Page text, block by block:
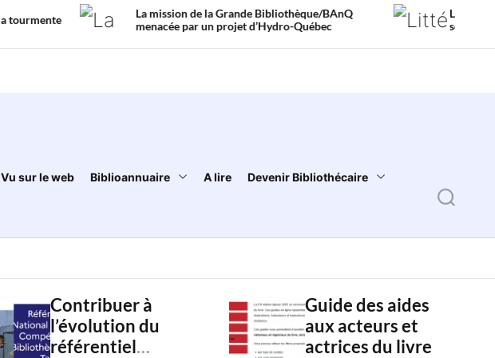
La mission de la Grande Bibliothèque/BAnQ
menacée par un projet d’Hydro-Québec
Littérature jeunesse en
sont ceux qui me
Vu sur le web Biblioannuaire A lire Devenir Bibliothécaire
S
e
r
Contribuer à
l’évolution du
référentiel
Guide des aides
aux acteurs et
actrices du livre